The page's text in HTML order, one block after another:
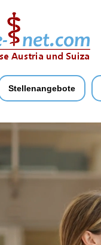
Stellenangebote